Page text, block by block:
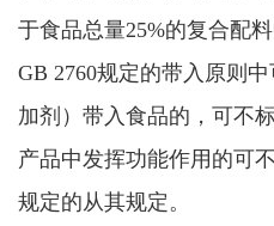
于食品总量25%的复合配
GB 2760规定的带入原则
加剂）带入食品的，可不标
产品中发挥功能作用的可不
规定的从其规定。